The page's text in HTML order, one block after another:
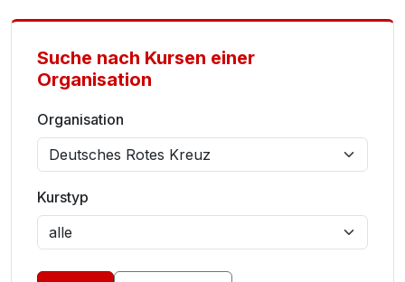
Suche nach Kursen einer
Organisation
Organisation
Kurstyp